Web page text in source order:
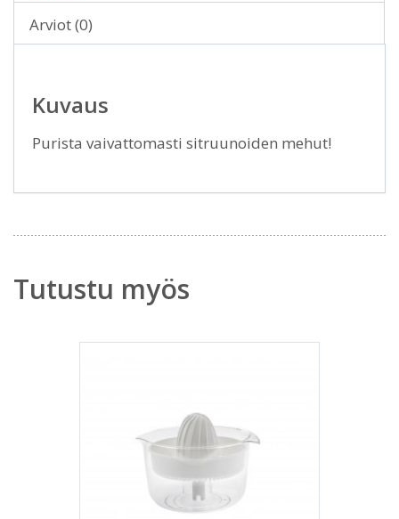
Arviot (0)
Kuvaus
Purista vaivattomasti sitruunoiden mehut!
Tutustu myös